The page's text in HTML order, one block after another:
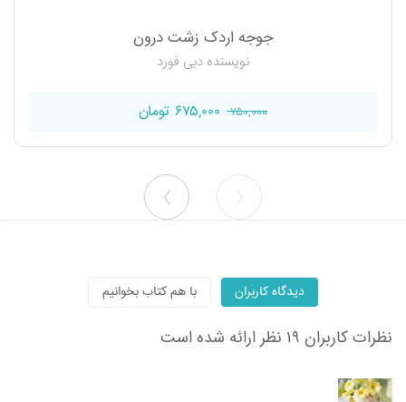
جوجه اردک زشت درون
نویسنده دبی فورد
۷۵۰,۰۰۰ ۶۷۵,۰۰۰ تومان
دیدگاه کاربران با هم کتاب بخوانیم
نظرات کاربران ۱۹ نظر ارائه شده است